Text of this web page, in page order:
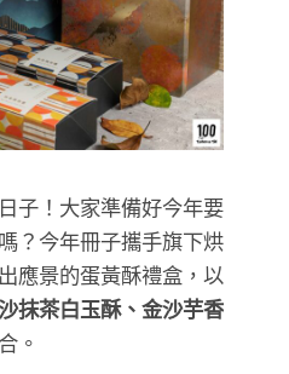
子！大家準備好今年要
？今年冊子攜手旗下烘
應景的蛋黃酥禮盒，以
抹茶白玉酥、金沙芋香
。